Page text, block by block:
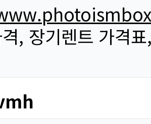
, 장기렌트 가격